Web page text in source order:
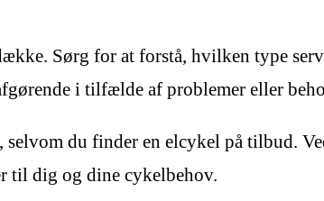
Sørg for at forstå, hvilken type
i tilfælde af problemer eller
du finder en elcykel på tilbud.
til dig og dine cykelbehov.